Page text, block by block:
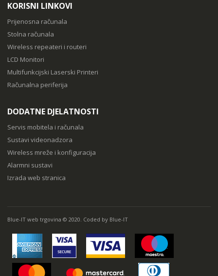
KORISNI LINKOVI
Prijenosna računala
Stolna računala
Wireless repeateri i routeri
LCD Monitori
Multifunkcijski Laserski Printeri
Računalna periferija
DODATNE DJELATNOSTI
Servis mobitela i računala
Sustavi videonadzora
Wireless mreže i konfiguracija
Alarmni sustavi
Izrada web stranica
Blue-IT web trgovina © 2020. Coded by Blue-IT